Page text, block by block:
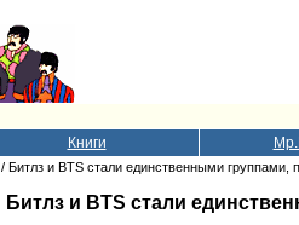
Книги
/ Битлз и BTS стали единственными
Битлз и BTS стали